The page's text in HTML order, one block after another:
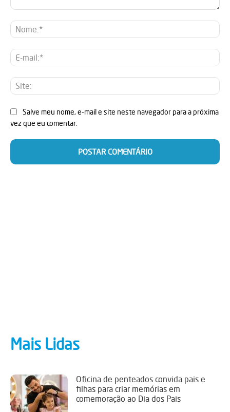
E-
Salve meu nome, e-mail e site neste navegador para a próxima
vez que eu comentar.
Mais Lidas
Oficina de penteados convida pais e
filhas para criar memórias em
comemoração ao Dia dos Pais